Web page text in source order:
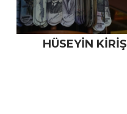
HÜSEYİN KİRİŞ